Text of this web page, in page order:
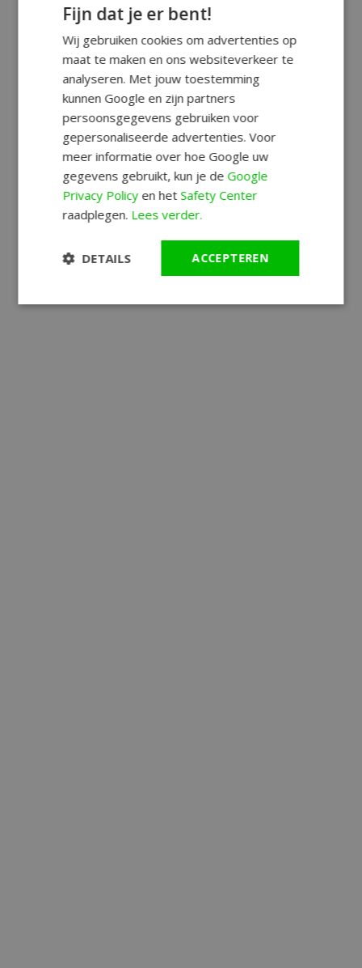
Fijn dat je er bent!
Wij gebruiken cookies om advertenties op
maat te maken en ons websiteverkeer te
analyseren. Met jouw toestemming
kunnen Google en zijn partners
persoonsgegevens gebruiken voor
gepersonaliseerde advertenties. Voor
meer informatie over hoe Google uw
gegevens gebruikt, kun je deGoogle
Privacy Policyen hetSafety Center
raadplegen. Lees verder.
ACCEPTEREN
DETAILS